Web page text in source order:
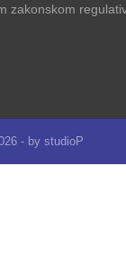
zakonskom
- by studioP